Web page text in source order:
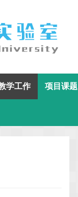
学工作 项目课题